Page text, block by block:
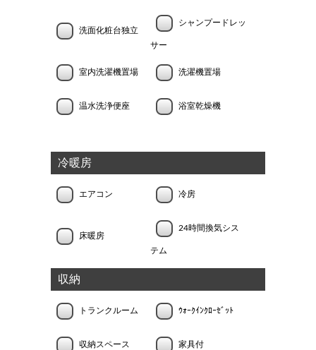
洗面化粧台独立
シャンプードレッ
サー
室内洗濯機置場 洗濯機置場
温水洗浄便座 浴室乾燥機
冷暖房
エアコン 冷房
床暖房
24時間換気シス
テム
収納
トランクルーム ｳｫｰｸｲﾝｸﾛｰｾﾞｯﾄ
収納スペース 家具付